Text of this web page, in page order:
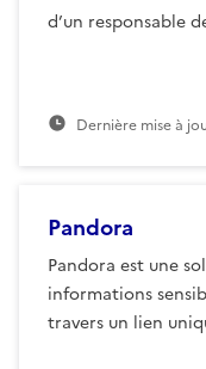
d’un responsable
Dernière mise à
Pandora
Pandora est une
informations
travers un lien